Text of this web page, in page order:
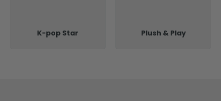
K-pop Star Plush & Play